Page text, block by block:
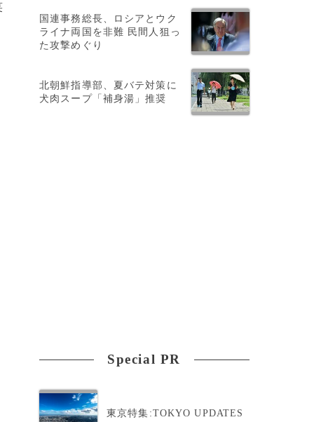
国連事務総長、ロシアとウク
ライナ両国を非難 民間人狙っ
た攻撃めぐり
北朝鮮指導部、夏バテ対策に
犬肉スープ「補身湯」推奨
Special PR
東京特集:TOKYO UPDATES